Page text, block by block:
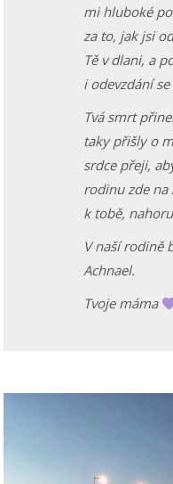
mi hluboké
za to, jak jsi
Tě v dlani, a
i odevzdání
Tvá smrt
taky přišly o
srdce přeji,
rodinu zde na
k tobě,
V naší rodině
Achnael.
Tvoje máma